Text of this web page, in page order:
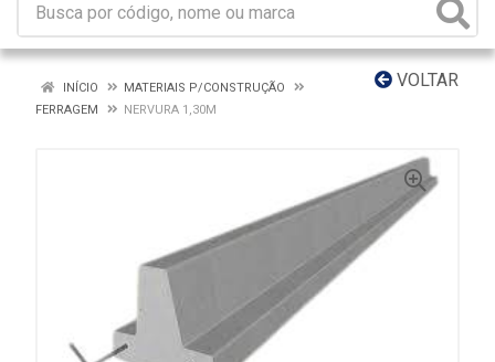
VOLTAR
INÍCIO
MATERIAIS P/CONSTRUÇÃO
FERRAGEM
NERVURA 1,30M